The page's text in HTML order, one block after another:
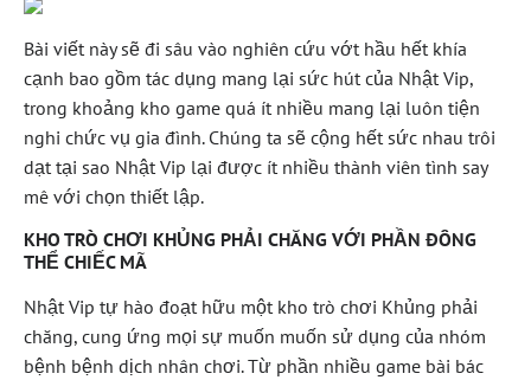
Bài viết này sẽ đi sâu vào nghiên cứu vớt hầu hết khía
cạnh bao gồm tác dụng mang lại sức hút của Nhật Vip,
trong khoảng kho game quá ít nhiều mang lại luôn tiện
nghi chức vụ gia đình. Chúng ta sẽ cộng hết sức nhau trôi
dạt tại sao Nhật Vip lại được ít nhiều thành viên tình say
mê với chọn thiết lập.
KHO TRÒ CHƠI KHỦNG PHẢI CHĂNG VỚI PHẦN ĐÔNG
THỂ CHIẾC MÃ
Nhật Vip tự hào đoạt hữu một kho trò chơi Khủng phải
chăng, cung ứng mọi sự muốn muốn sử dụng của nhóm
bệnh bệnh dịch nhân chơi. Từ phần nhiều game bài bác